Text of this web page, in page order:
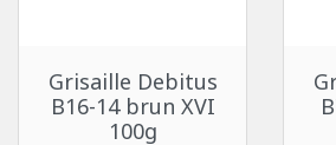
Grisaille Debitus
B16-14 brun XVI
100g